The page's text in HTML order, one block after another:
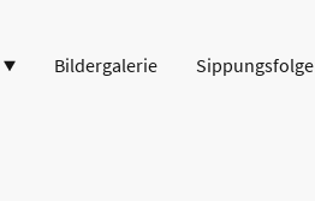
Bildergalerie Sippungsfolge